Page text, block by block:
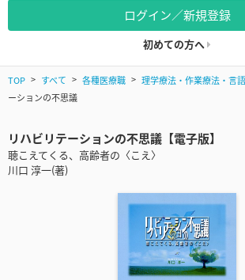
ログイン／新規登録
初めての方へ
TOP すべて 各種医療職 理学療法・作業療法・言
ーションの不思議
リハビリテーションの不思議【電子版】
聴こえてくる、高齢者の〈こえ〉
川口 淳一(著)